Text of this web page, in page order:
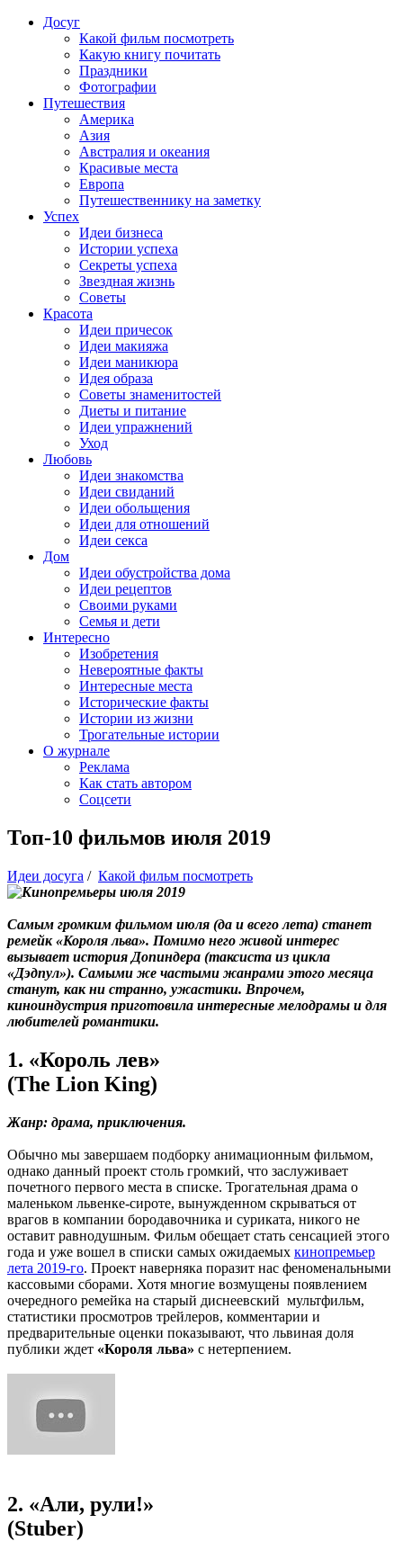
Досуг
Какой фильм посмотреть
Какую книгу почитать
Праздники
Фотографии
Путешествия
Америка
Азия
Австралия и океания
Красивые места
Европа
Путешественнику на заметку
Успех
Идеи бизнеса
Истории успеха
Секреты успеха
Звездная жизнь
Советы
Красота
Идеи причесок
Идеи макияжа
Идеи маникюра
Идея образа
Советы знаменитостей
Диеты и питание
Идеи упражнений
Уход
Любовь
Идеи знакомства
Идеи свиданий
Идеи обольщения
Идеи для отношений
Идеи секса
Дом
Идеи обустройства дома
Идеи рецептов
Своими руками
Семья и дети
Интересно
Изобретения
Невероятные факты
Интересные места
Исторические факты
Истории из жизни
Трогательные истории
О журнале
Реклама
Как стать автором
Соцсети
Топ-10 фильмов июля 2019
Идеи досуга / Какой фильм посмотреть
Самым громким фильмом июля (да и всего лета) станет
ремейк «Короля льва». Помимо него живой интерес
вызывает история Допиндера (таксиста из цикла
«Дэдпул»). Самыми же частыми жанрами этого месяца
станут, как ни странно, ужастики. Впрочем,
киноиндустрия приготовила интересные мелодрамы и для
любителей романтики.
1. «Король лев»
(The Lion King)
Жанр: драма, приключения.
Обычно мы завершаем подборку анимационным фильмом,
однако данный проект столь громкий, что заслуживает
почетного первого места в списке. Трогательная драма о
маленьком львенке-сироте, вынужденном скрываться от
врагов в компании бородавочника и суриката, никого не
оставит равнодушным. Фильм обещает стать сенсацией этого
года и уже вошел в списки самых ожидаемых кинопремьер
лета 2019-го. Проект наверняка поразит нас феноменальными
кассовыми сборами. Хотя многие возмущены появлением
очередного ремейка на старый диснеевский мультфильм,
статистики просмотров трейлеров, комментарии и
предварительные оценки показывают, что львиная доля
публики ждет «Короля льва» с нетерпением.
2. «Али, рули!»
(Stuber)